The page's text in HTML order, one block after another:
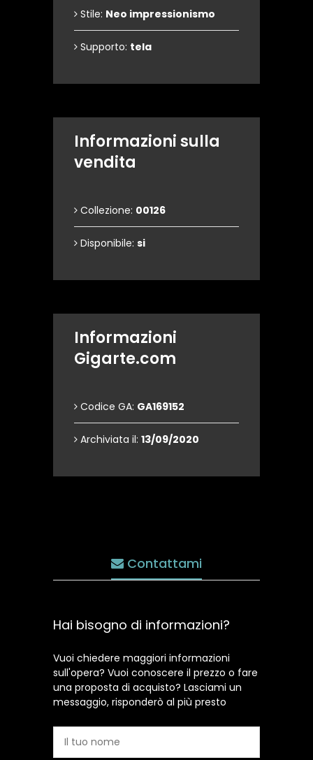
Stile: Neo impressionismo
Supporto: tela
Informazioni sulla
vendita
Collezione: 00126
Disponibile: si
Informazioni
Gigarte.com
Codice GA: GA169152
Archiviata il: 13/09/2020
Contattami
Hai bisogno di informazioni?
Vuoi chiedere maggiori informazioni
sull'opera? Vuoi conoscere il prezzo o fare
una proposta di acquisto? Lasciami un
messaggio, risponderò al più presto